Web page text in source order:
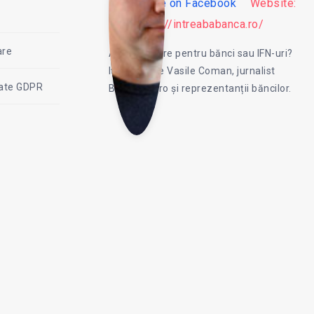
GDPR
Pop
Co
man
Follow me on Facebook
Website:
https://intreababanca.ro/
Ai o intrebare pentru bănci sau IFN-uri?
Iți răspunde Vasile Coman, jurnalist
Bancherul.ro și reprezentanții băncilor.